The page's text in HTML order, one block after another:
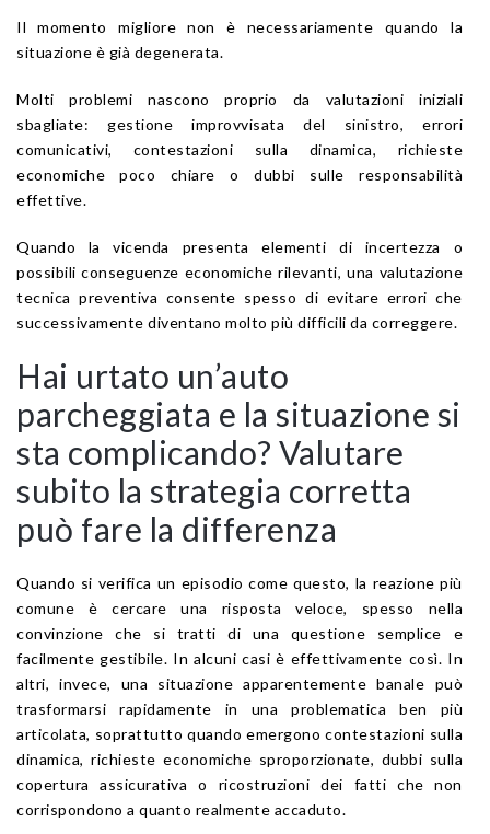
Il momento migliore non è necessariamente quando la
situazione è già degenerata.
Molti problemi nascono proprio da valutazioni iniziali
sbagliate: gestione improvvisata del sinistro, errori
comunicativi, contestazioni sulla dinamica, richieste
economiche poco chiare o dubbi sulle responsabilità
effettive.
Quando la vicenda presenta elementi di incertezza o
possibili conseguenze economiche rilevanti, una valutazione
tecnica preventiva consente spesso di evitare errori che
successivamente diventano molto più difficili da correggere.
Hai urtato un’auto
parcheggiata e la situazione si
sta complicando? Valutare
subito la strategia corretta
può fare la differenza
Quando si verifica un episodio come questo, la reazione più
comune è cercare una risposta veloce, spesso nella
convinzione che si tratti di una questione semplice e
facilmente gestibile. In alcuni casi è effettivamente così. In
altri, invece, una situazione apparentemente banale può
trasformarsi rapidamente in una problematica ben più
articolata, soprattutto quando emergono contestazioni sulla
dinamica, richieste economiche sproporzionate, dubbi sulla
copertura assicurativa o ricostruzioni dei fatti che non
corrispondono a quanto realmente accaduto.